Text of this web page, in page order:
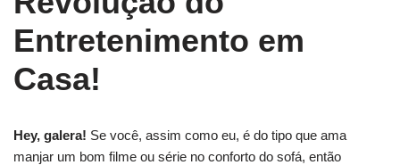
Entretenimento em
Casa!
Hey, galera! Se você, assim como eu, é do tipo que ama
manjar um bom filme ou série no conforto do sofá, então